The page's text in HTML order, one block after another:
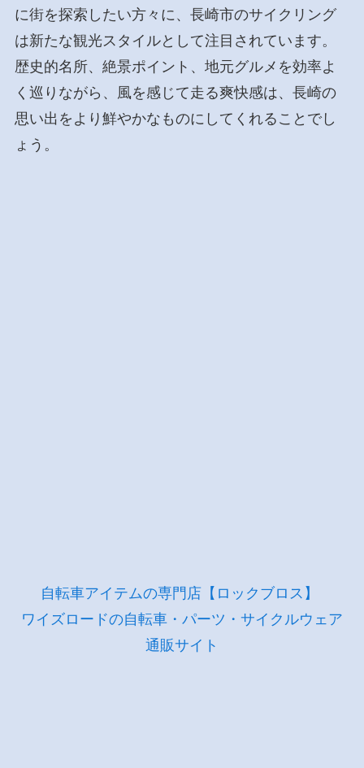
に街を探索したい方々に、長崎市のサイクリング
は新たな観光スタイルとして注目されています。
歴史的名所、絶景ポイント、地元グルメを効率よ
く巡りながら、風を感じて走る爽快感は、長崎の
思い出をより鮮やかなものにしてくれることでし
ょう。
自転車アイテムの専門店【ロックブロス】
ワイズロードの自転車・パーツ・サイクルウェア
通販サイト